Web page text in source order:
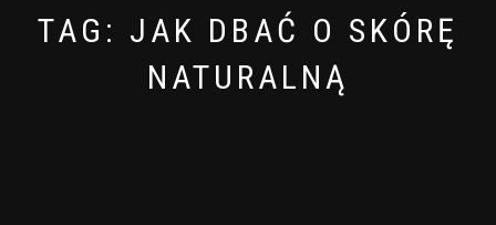
TAG: JAK DBAĆ O SKÓRĘ
NATURALNĄ